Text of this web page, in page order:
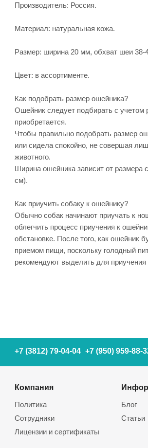
Производитель: Россия.
Материал: натуральная кожа.
Размер: ширина 20 мм, обхват шеи 38-
Цвет: в ассортименте.
Как подобрать размер ошейника?
Ошейник следует подбирать с учетом
приобретается.
Чтобы правильно подобрать размер
или сидела спокойно, не совершая
животного.
Ширина ошейника зависит от
см).
Как приучить собаку к ошейнику?
Обычно собак начинают приучать к
облегчить процесс приучения к
обстановке. После того, как ошейник
приемом пищи, поскольку голодный
рекомендуют выделить для
+7 (3812) 79-04-04 +7 (950) 959-88-
Компания
Политика
Сотрудники
Лицензии и сертификаты
Блог
Статьи